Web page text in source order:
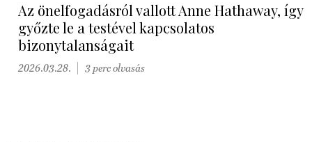
Az önelfogadásról vallott Anne Hathaway, így
győzte le a testével kapcsolatos
bizonytalanságait
2026.03.28. 3 perc olvasás